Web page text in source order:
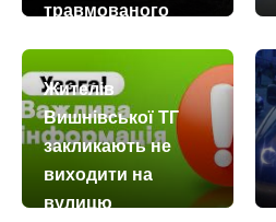
травмованого
today22.07.2026
Жителів
Вишнівської ТГ
закликають не
виходити на
вулицю